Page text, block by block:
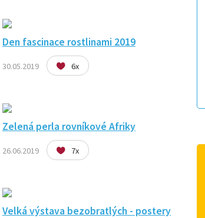
Den fascinace rostlinami 2019
30.05.2019 6x
Zelená perla rovníkové Afriky
26.06.2019 7x
Velká výstava bezobratlých - postery